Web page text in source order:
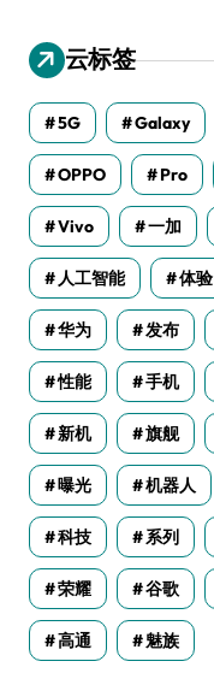
云标签
5G Galaxy
OPPO Pro
Vivo 一加
人工智能 体验
华为 发布
性能 手机
新机 旗舰
曝光 机器人
科技 系列
荣耀 谷歌
高通 魅族